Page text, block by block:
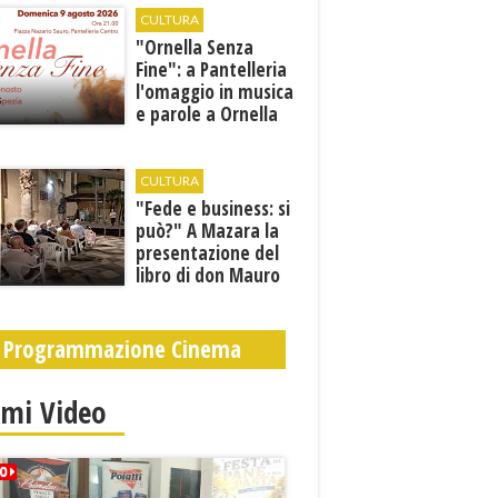
CULTURA
​"Ornella Senza
Fine": a Pantelleria
l'omaggio in musica
e parole a Ornella
CULTURA
"Fede e business: si
può?" A Mazara la
presentazione del
libro di don Mauro
Programmazione Cinema
Video